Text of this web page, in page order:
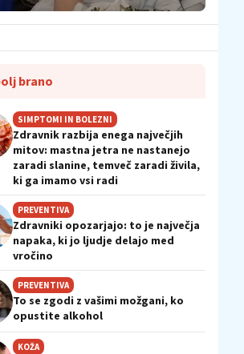
brano
SIMPTOMI IN BOLEZNI
Zdravnik razbija enega največjih
mitov: mastna jetra ne nastanejo
zaradi slanine, temveč zaradi živila,
ki ga imamo vsi radi
PREVENTIVA
Zdravniki opozarjajo: to je največja
napaka, ki jo ljudje delajo med
vročino
PREVENTIVA
To se zgodi z vašimi možgani, ko
opustite alkohol
KOŽA